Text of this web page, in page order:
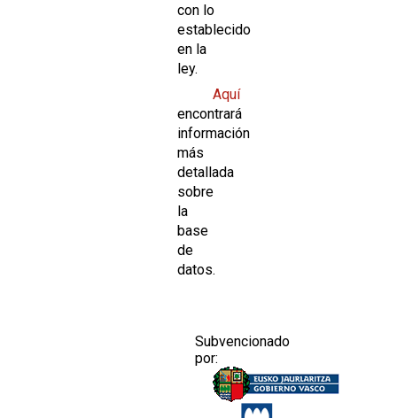
con lo
establecido
en la
ley.
Aquí
encontrará
información
más
detallada
sobre
la
base
de
datos.
Subvencionado
por: